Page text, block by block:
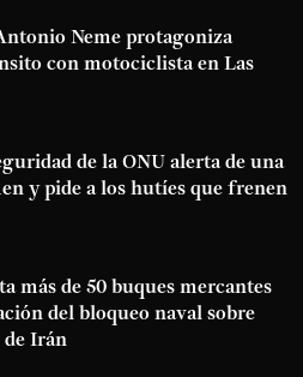
Neme protagoniza
con motociclista en Las
de la ONU alerta de una
y pide a los hutíes que frenen
más de 50 buques mercantes
del bloqueo naval sobre
de Irán